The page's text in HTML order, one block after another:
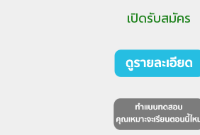
เปิดรับสมัคร